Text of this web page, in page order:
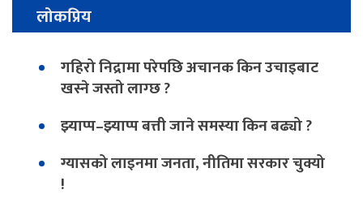
लोकप्रिय
गहिरो निद्रामा परेपछि अचानक किन उचाइबाट
खस्ने जस्तो लाग्छ ?
झ्याप्प–झ्याप्प बत्ती जाने समस्या किन बढ्यो ?
ग्यासको लाइनमा जनता, नीतिमा सरकार चुक्यो
!